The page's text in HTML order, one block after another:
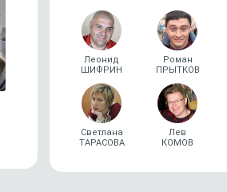
СВОБОДНОЕ ВРЕМЯ
Православная неделя 4 —
Леонид
ШИФРИН
Роман
ПРЫТКОВ
Светлана
ТАРАСОВА
Лев
КОМОВ